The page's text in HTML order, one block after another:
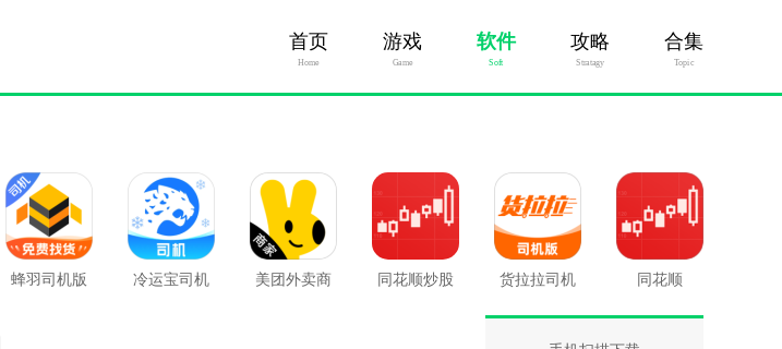
首页
Home
游戏
Game
软件
Soft
攻略
Stratagy
合集
Topic
蜂羽司机版
冷运宝司机
美团外卖商
同花顺炒股
货拉拉司机
同花顺